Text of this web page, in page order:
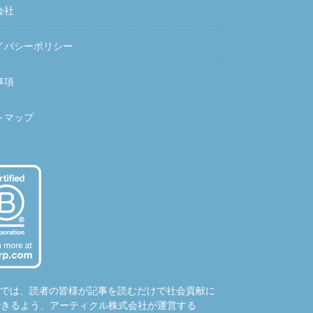
社
バシーポリシー
項
マップ
は、読者の皆様が記事を読むだけで社会貢献に
るよう、アーティクル株式会社が運営する